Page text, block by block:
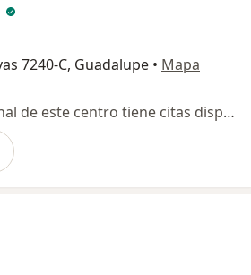
7240-C, Guadalupe • Mapa
Ningún profesional de este centro tiene citas disponibles